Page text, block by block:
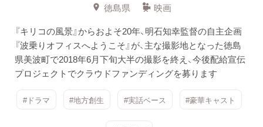
徳島県
映画
『キリコの風景』からおよそ20年、明石知幸監督の自主企画
『波乗りオフィスへようこそ』が、主な撮影地となった徳島
県美波町で2018年6月下旬大半の撮影を終え、今後配給宣伝
プロジェクトでクラウドファンディングを募ります
#ドラマ #地方創生 #実話ベース #豪華キャスト